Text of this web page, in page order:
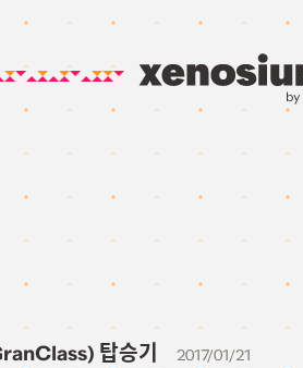
by
탑승기
2017/01/21